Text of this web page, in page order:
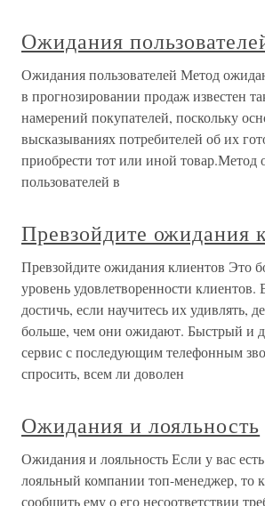
Ожидания
Ожидания пользователей Метод
в прогнозировании продаж известен
намерений покупателей, поскольку
высказываниях потребителей об их
приобрести тот или иной товар.Метод
пользователей в
Превзойдите ожидания
Превзойдите ожидания клиентов Это
уровень удовлетворенности
достичь, если научитесь их удивлять,
больше, чем они ожидают. Быстрый и
сервис с последующим телефонным
спросить, всем ли доволен
Ожидания и лояльность
Ожидания и лояльность Если у вас
лояльный компании топ-менеджер, то
сообщить ему о его несоответствии